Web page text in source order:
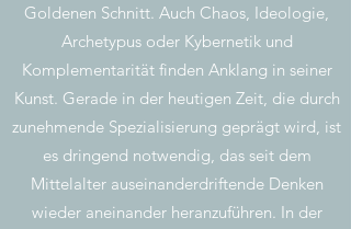
Goldenen Schnitt. Auch Chaos, Ideologie,
Archetypus oder Kybernetik und
Komplementarität finden Anklang in seiner
Kunst. Gerade in der heutigen Zeit, die durch
zunehmende Spezialisierung geprägt wird, ist
es dringend notwendig, das seit dem
Mittelalter auseinanderdriftende Denken
wieder aneinander heranzuführen. In der